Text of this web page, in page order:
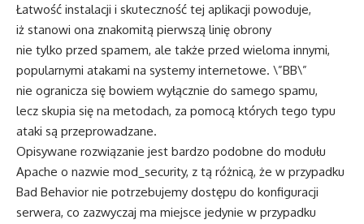
Łatwość instalacji i skuteczność tej aplikacji powoduje,
iż stanowi ona znakomitą pierwszą linię obrony
nie tylko przed spamem, ale także przed wieloma innymi,
popularnymi atakami na systemy internetowe. \”BB\”
nie ogranicza się bowiem wyłącznie do samego spamu,
lecz skupia się na metodach, za pomocą których tego typu
ataki są przeprowadzane.
Opisywane rozwiązanie jest bardzo podobne do modułu
Apache o nazwie mod_security, z tą różnicą, że w przypadku
Bad Behavior nie potrzebujemy dostępu do konfiguracji
serwera, co zazwyczaj ma miejsce jedynie w przypadku